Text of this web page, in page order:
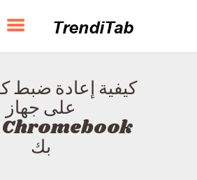
كيفية إعادة
على جهاز
بك